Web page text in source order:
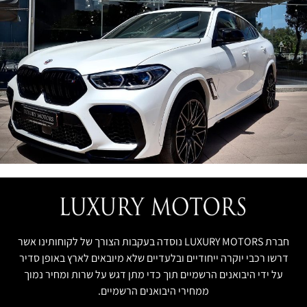
חברת LUXURY MOTORS נוסדה בעקבות הצורך של לקוחותינו אשר
דרשו רכבי יוקרה ייחודיים ובלעדיים שלא מיובאים לארץ באופן סדיר
על ידי היבואנים הרשמיים תוך כדי מתן דגש על שרות ומחיר נמוך
ממחירי היבואנים הרשמיים.